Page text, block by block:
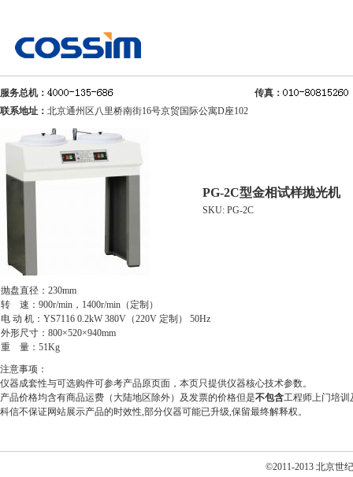
服务总机：
传真：
联系地址： 北京通州区八里桥南街16号京贸国际公寓D座102
PG-2C型金相试样抛光机
SKU: PG-2C
抛盘直径：230mm
转 速：900r/min，1400r/min（定制）
电 动 机：YS7116 0.2kW 380V（220V 定制） 50Hz
外形尺寸：800×520×940mm
重 量：51Kg
注意事项：
仪器成套性与可选购件可参考产品原页面，本页只提供仪器核心技术参数。
产品价格均含有商品运费（大陆地区除外）及发票的价格但是不包含工程师上门培训
科信不保证网站展示产品的时效性,部分仪器可能已升级,保留最终解释权。
©2011-2013 北京世